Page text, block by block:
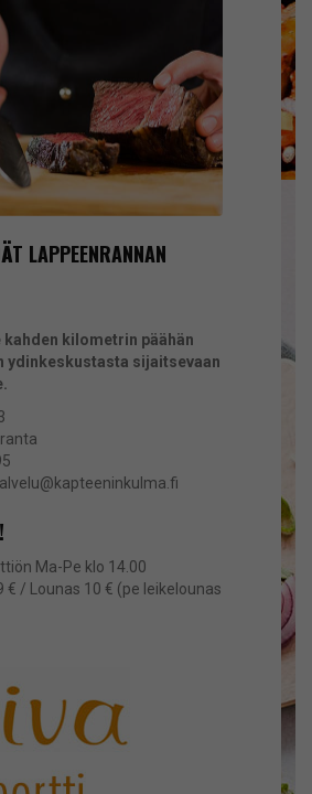
LAPPEENRANNAN
kilometrin päähän
ydinkeskustasta sijaitsevaan
Ma-Pe klo 14.00
€ / Lounas 10 € (pe leikelounas